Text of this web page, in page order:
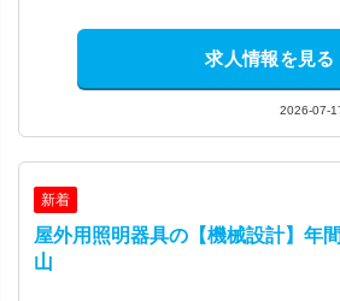
求人情報を見る
2026-07-
新着
屋外用照明器具の【機械設計】年
山